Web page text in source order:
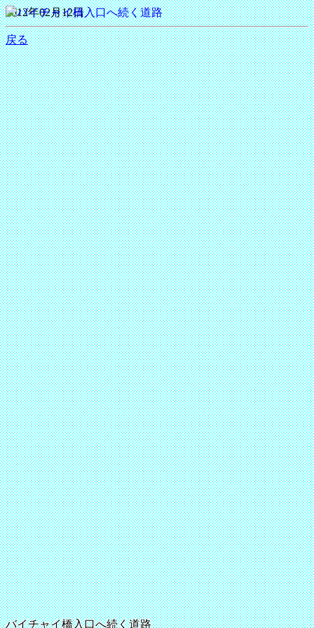
バイチャイ橋入口へ続く道路
2012年02月12日
戻る